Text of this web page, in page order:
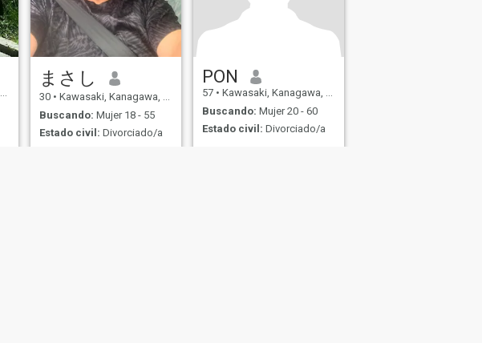
まさし
30 • Kawasaki, Kanagawa, Japón
Buscando: Mujer 18 - 55
Estado civil: Divorciado/a
PON
57 • Kawasaki, Kanagawa, Japón
Buscando: Mujer 20 - 60
Estado civil: Divorciado/a